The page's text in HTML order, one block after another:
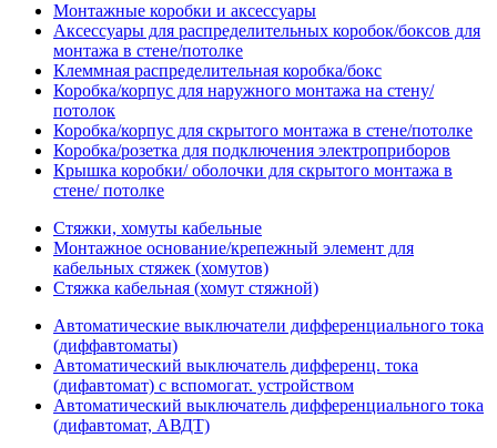
Монтажные коробки и аксессуары
Аксессуары для распределительных коробок/боксов для
монтажа в стене/потолке
Клеммная распределительная коробка/бокс
Коробка/корпус для наружного монтажа на стену/
потолок
Коробка/корпус для скрытого монтажа в стене/потолке
Коробка/розетка для подключения электроприборов
Крышка коробки/ оболочки для скрытого монтажа в
стене/ потолке
Стяжки, хомуты кабельные
Монтажное основание/крепежный элемент для
кабельных стяжек (хомутов)
Стяжка кабельная (хомут стяжной)
Автоматические выключатели дифференциального тока
(диффавтоматы)
Автоматический выключатель дифференц. тока
(дифавтомат) с вспомогат. устройством
Автоматический выключатель дифференциального тока
(дифавтомат, АВДТ)